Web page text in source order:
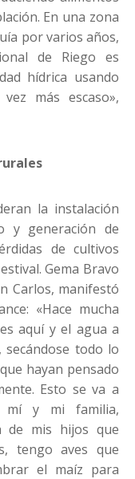
En una zona
por varios años,
de Riego es
hídrica usando
más escaso»,
la instalación
y generación de
de cultivos
Gema Bravo
Carlos, manifestó
«Hace mucha
aquí y el agua a
secándose todo lo
hayan pensado
Esto se va a
mí y mi familia,
de mis hijos que
tengo aves que
el maíz para